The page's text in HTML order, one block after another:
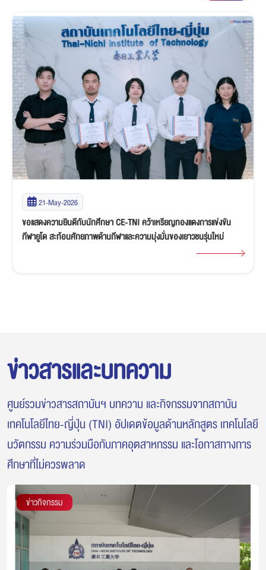
19-May-2026
นักศึกษา EE-TNI โชว์ศักยภาพบนเวที TPA Karakuri Contest 2026
ข่าวสารและบทความ
ศูนย์รวมข่าวสารสถาบันฯ บทความ และกิจกรรมจากสถาบัน
เทคโนโลยีไทย-ญี่ปุ่น (TNI) อัปเดตข้อมูลด้านหลักสูตร เทคโนโลยี
นวัตกรรม ความร่วมมือกับภาคอุตสาหกรรม และโอกาสทางการ
ศึกษาที่ไม่ควรพลาด
ข่าวกิจกรรม